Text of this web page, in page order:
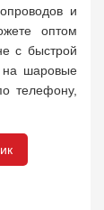
и
оптом
с быстрой
на шаровые
телефону,